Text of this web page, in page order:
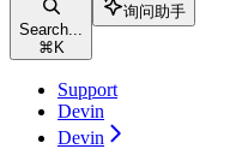
Search...
⌘ K
询问助手
Support
Devin
Devin